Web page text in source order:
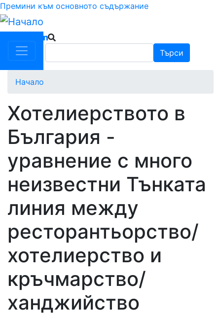
Премини към основното съдържание
Търси
Начало
Хотелиерството в
България -
уравнение с много
неизвестни Тънката
линия между
ресторантьорство/
хотелиерство и
кръчмарство/
ханджийство